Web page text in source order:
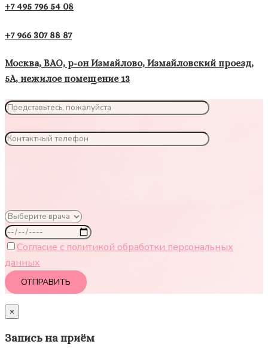
+7 495 796 54 08
+7 966 307 88 87
Москва, ВАО, р-он Измайлово, Измайловский проезд,
5А, нежилое помещение 13
Согласие с политикой обработки персональных
данных
×
Запись на приём